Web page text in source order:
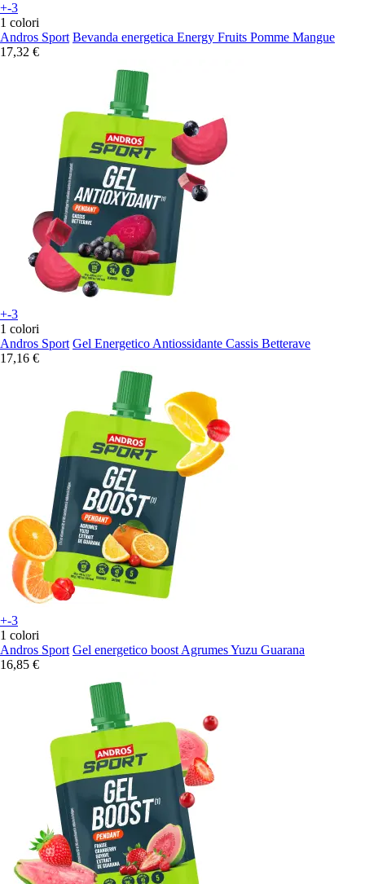
+-3
1 colori
Andros Sport Bevanda energetica Energy Fruits Pomme Mangue
17,32 €
+-3
1 colori
Andros Sport Gel Energetico Antiossidante Cassis Betterave
17,16 €
+-3
1 colori
Andros Sport Gel energetico boost Agrumes Yuzu Guarana
16,85 €